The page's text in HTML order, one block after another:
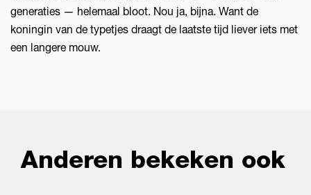
generaties — helemaal bloot. Nou ja, bijna. Want de
koningin van de typetjes draagt de laatste tijd liever iets met
een langere mouw.
Anderen bekeken ook